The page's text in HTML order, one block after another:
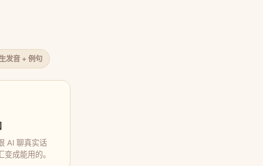
发音 + 例句
AI 聊真实话
成能用的。